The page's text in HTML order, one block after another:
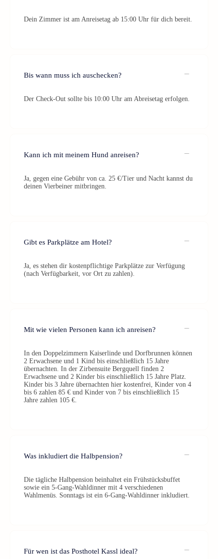
Dein Zimmer ist am Anreisetag ab 15:00 Uhr für dich bereit.
Bis wann muss ich auschecken?
Der Check-Out sollte bis 10:00 Uhr am Abreisetag erfolgen.
Kann ich mit meinem Hund anreisen?
Ja, gegen eine Gebühr von ca. 25 €/Tier und Nacht kannst du
deinen Vierbeiner mitbringen.
Gibt es Parkplätze am Hotel?
Ja, es stehen dir kostenpflichtige Parkplätze zur Verfügung
(nach Verfügbarkeit, vor Ort zu zahlen).
Mit wie vielen Personen kann ich anreisen?
In den Doppelzimmern Kaiserlinde und Dorfbrunnen können
2 Erwachsene und 1 Kind bis einschließlich 15 Jahre
übernachten. In der Zirbensuite Bergquell finden 2
Erwachsene und 2 Kinder bis einschließlich 15 Jahre Platz.
Kinder bis 3 Jahre übernachten hier kostenfrei, Kinder von 4
bis 6 zahlen 85 € und Kinder von 7 bis einschließlich 15
Jahre zahlen 105 €.
Was inkludiert die Halbpension?
Die tägliche Halbpension beinhaltet ein Frühstücksbuffet
sowie ein 5-Gang-Wahldinner mit 4 verschiedenen
Wahlmenüs. Sonntags ist ein 6-Gang-Wahldinner inkludiert.
Für wen ist das Posthotel Kassl ideal?